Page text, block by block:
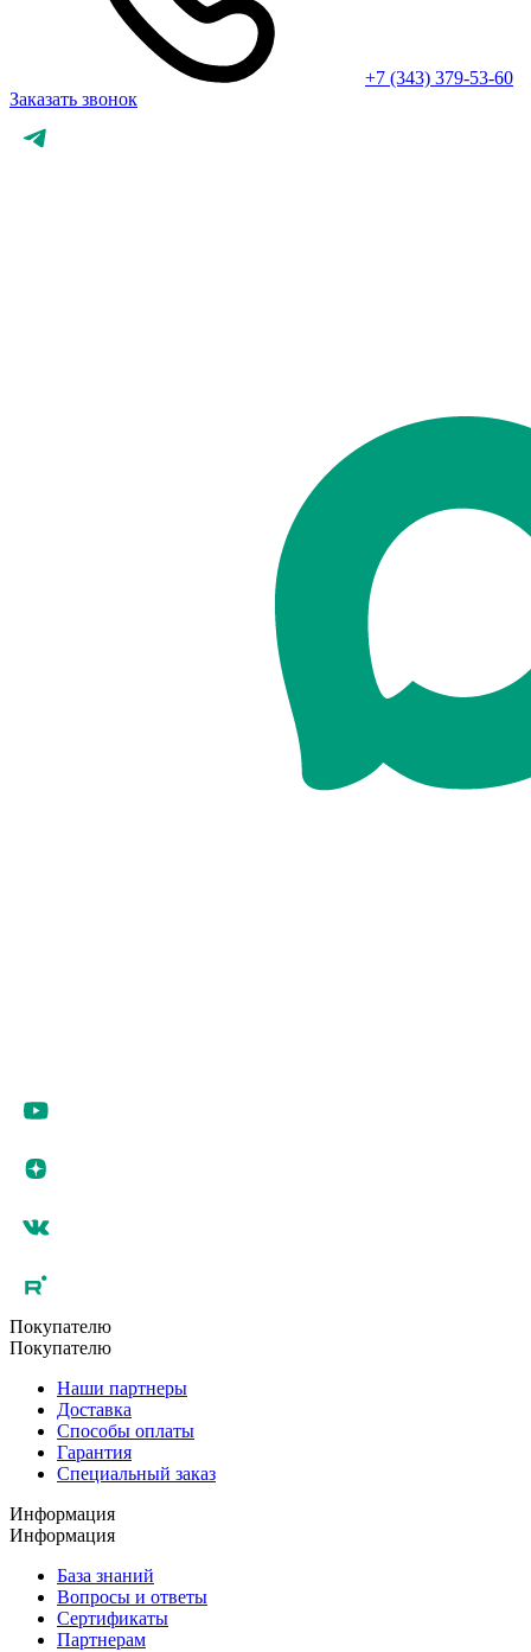
+7 (343) 379-53-60
Заказать звонок
Покупателю
Покупателю
Наши партнеры
Доставка
Способы оплаты
Гарантия
Специальный заказ
Информация
Информация
База знаний
Вопросы и ответы
Сертификаты
Партнерам